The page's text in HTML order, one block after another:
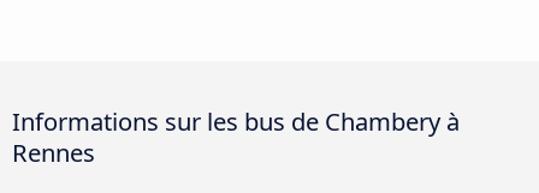
Informations sur les bus de Chambery à
Rennes